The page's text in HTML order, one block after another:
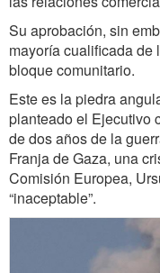
Su aprobación, sin
mayoría cualificada de
bloque comunitario.
Este es la piedra
planteado el Ejecutivo
de dos años de la
Franja de Gaza, una
Comisión Europea,
“inaceptable”.